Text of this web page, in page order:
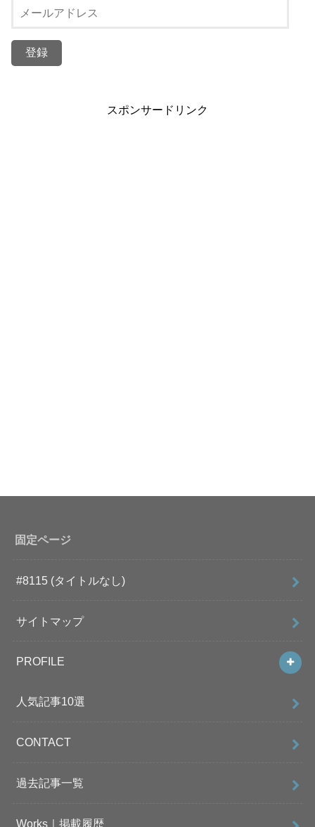
スポンサードリンク
固定ページ
#8115 (タイトルなし)
サイトマップ
PROFILE
人気記事10選
CONTACT
過去記事一覧
Works｜掲載履歴